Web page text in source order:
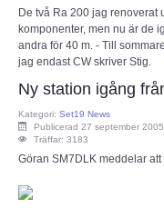
De två Ra 200 jag renoverat
komponenter, men nu är de
andra för 40 m. - Till
jag endast CW skriver Stig.
Ny station igång
Kategori: Set19 News
Publicerad 27 september 2005
Träffar: 3183
Göran SM7DLK meddelar